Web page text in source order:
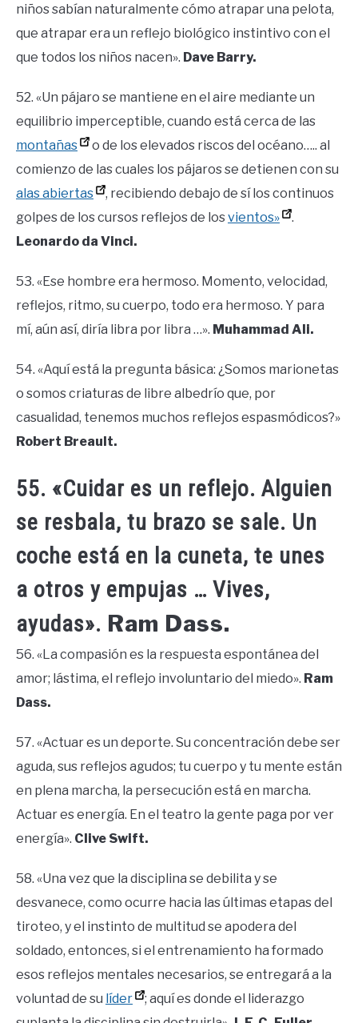
niños sabían naturalmente cómo atrapar una pelota,
que atrapar era un reflejo biológico instintivo con el
que todos los niños nacen». Dave Barry.
52. «Un pájaro se mantiene en el aire mediante un
equilibrio imperceptible, cuando está cerca de las
montañas
o de los elevados riscos del océano….. al
comienzo de las cuales los pájaros se detienen con su
alas abiertas
, recibiendo debajo de sí los continuos
golpes de los cursos reflejos de losvientos»
.
Leonardo da Vinci.
53. «Ese hombre era hermoso. Momento, velocidad,
reflejos, ritmo, su cuerpo, todo era hermoso. Y para
mí, aún así, diría libra por libra …». Muhammad Ali.
54. «Aquí está la pregunta básica: ¿Somos marionetas
o somos criaturas de libre albedrío que, por
casualidad, tenemos muchos reflejos espasmódicos?»
Robert Breault.
55. «Cuidar es un reflejo. Alguien
se resbala, tu brazo se sale. Un
coche está en la cuneta, te unes
a otros y empujas … Vives,
ayudas». Ram Dass.
56. «La compasión es la respuesta espontánea del
amor; lástima, el reflejo involuntario del miedo». Ram
Dass.
57. «Actuar es un deporte. Su concentración debe ser
aguda, sus reflejos agudos; tu cuerpo y tu mente están
en plena marcha, la persecución está en marcha.
Actuar es energía. En el teatro la gente paga por ver
energía». Clive Swift.
58. «Una vez que la disciplina se debilita y se
desvanece, como ocurre hacia las últimas etapas del
tiroteo, y el instinto de multitud se apodera del
soldado, entonces, si el entrenamiento ha formado
esos reflejos mentales necesarios, se entregará a la
voluntad de su líder
; aquí es donde el liderazgo